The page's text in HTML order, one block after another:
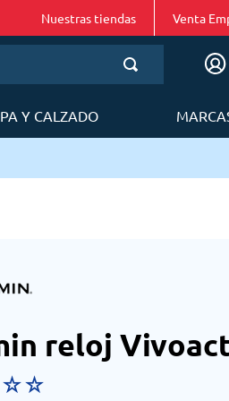
Nuestras tiendas Venta
Y CALZADO
reloj
☆☆